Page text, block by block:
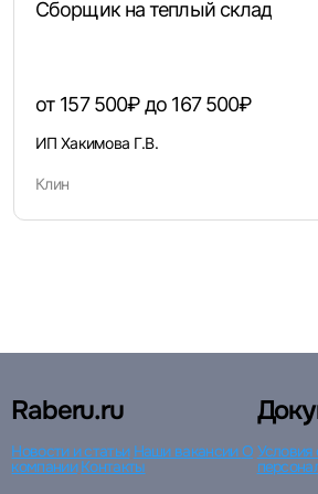
Войти с VK ID
Вход по коду Регистрация
Сборщик на теплый склад
от 157 500₽ до 167 500₽
ИП Хакимова Г.В.
Клин
Raberu.ru
Новости и статьи Наши вакансииО
компании Контакты
Условия